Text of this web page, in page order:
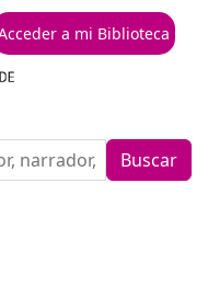
a mi Biblioteca
Buscar